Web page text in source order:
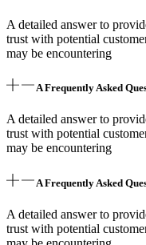
A detailed answer to
trust with potential
may be encountering
A Frequently Asked
A detailed answer to
trust with potential
may be encountering
A Frequently Asked
A detailed answer to
trust with potential